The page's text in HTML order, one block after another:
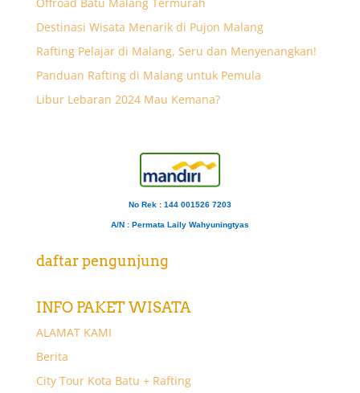
Destinasi Wisata Menarik di Pujon Malang
Rafting Pelajar di Malang, Seru dan Menyenangkan!
Panduan Rafting di Malang untuk Pemula
Libur Lebaran 2024 Mau Kemana?
No Rek : 144 001526 7203
A/N : Permata Laily Wahyuningtyas
daftar pengunjung
INFO PAKET WISATA
ALAMAT KAMI
Berita
City Tour Kota Batu + Rafting